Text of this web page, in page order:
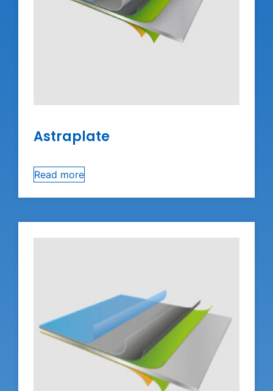
Astraplate
Read more